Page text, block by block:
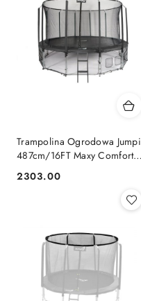
Trampolina Ogrodowa Jumpi
487cm/16FT Maxy Comfort
Czarna Z Wewnętrzną Siatką
Jumpi
Cena:
2303.00